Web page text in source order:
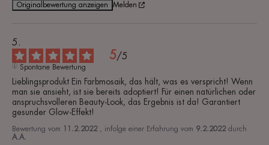
Originalbewertung anzeigen Melden
5/5
Spontane Bewertung
Lieblingsprodukt Ein Farbmosaik, das hält, was es verspricht! Wenn
man sie ansieht, ist sie bereits adoptiert! Für einen natürlichen oder
anspruchsvolleren Beauty-Look, das Ergebnis ist da! Garantiert
gesunder Glow-Effekt!
Bewertung vom 11.2.2022 , infolge einer Erfahrung vom 9.2.2022 durch
A.A.